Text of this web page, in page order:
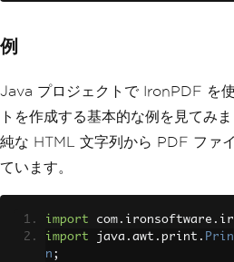
例
Java プロジェクトで IronPDF を
トを作成する基本的な例を見てみ
純な HTML 文字列から PDF ファ
ています。
import com . ironsoftware .
import java . awt . print .
n ;